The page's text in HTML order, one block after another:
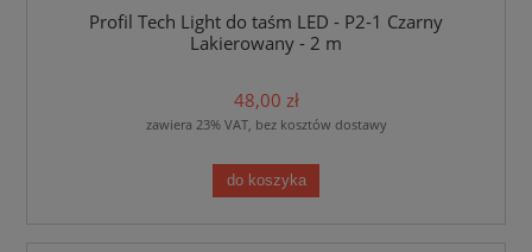
Profil Tech Light do taśm LED - P2-1 Czarny
Lakierowany - 2 m
48,00 zł
zawiera 23% VAT, bez kosztów dostawy
do koszyka